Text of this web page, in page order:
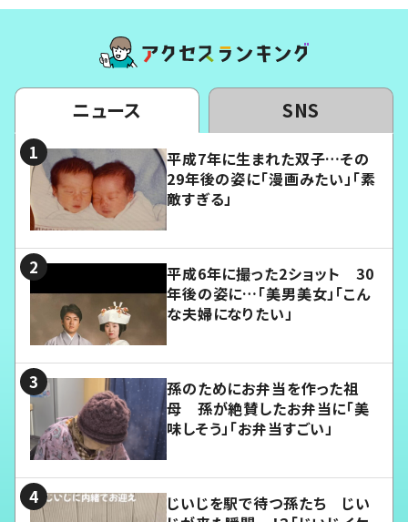
ニュース SNS
平成7年に生まれた双子…その
29年後の姿に「漫画みたい」「素
敵すぎる」
平成6年に撮った2ショット 30
年後の姿に…「美男美女」「こん
な夫婦になりたい」
孫のためにお弁当を作った祖
母 孫が絶賛したお弁当に「美
味しそう」「お弁当すごい」
じいじを駅で待つ孫たち じい